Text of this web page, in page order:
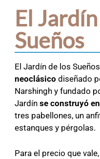
El
Sueños
El Jardín de los Sueños
neoclásico diseñado
Narshingh y fundado
Jardín se construyó
tres pabellones, un
estanques y pérgolas.
Para el precio que